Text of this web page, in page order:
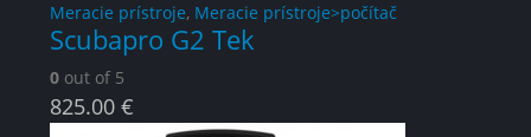
Meracie prístroje, Meracie prístroje>počítač
Scubapro G2 Tek
0 out of 5
825.00 €